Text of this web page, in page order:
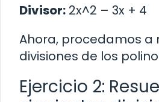
Divisor: 2x^2 – 3x + 4
Ahora, procedamos a
divisiones de los
Ejercicio 2: